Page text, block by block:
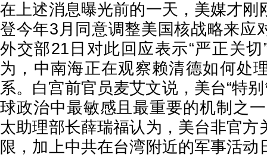
在上述消息曝光前的一天，美媒才刚
登今年3月同意调整美国核战略来应
外交部21日对此回应表示“严正关
为，中南海正在观察赖清德如何处
系。白宫前官员麦艾文说，美台“特
球政治中最敏感且最重要的机制之
太助理部长薛瑞福认为，美台非官方
限，加上中共在台湾附近的军事活动